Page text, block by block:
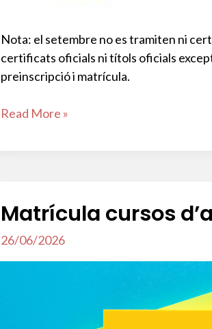
Nota: el setembre no es tramiten ni
certificats oficials ni títols oficials
preinscripció i matrícula.
Certificats
Read More »
Matrícula cursos
26/06/2026